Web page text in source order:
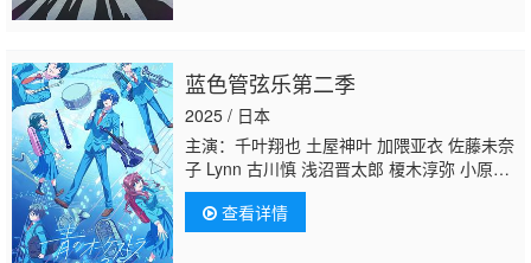
蓝色管弦乐第二季
2025 / 日本
主演：千叶翔也 土屋神叶 加隈亚衣 佐藤未奈
子 Lynn 古川慎 浅沼晋太郎 榎木淳弥 小原好
美 前田佳织里 福岛润
子 金元寿子 金泽舞 渊上舞 置鲇龙太郎 斋藤
千和 金子隼人 小野大辅
查看详情